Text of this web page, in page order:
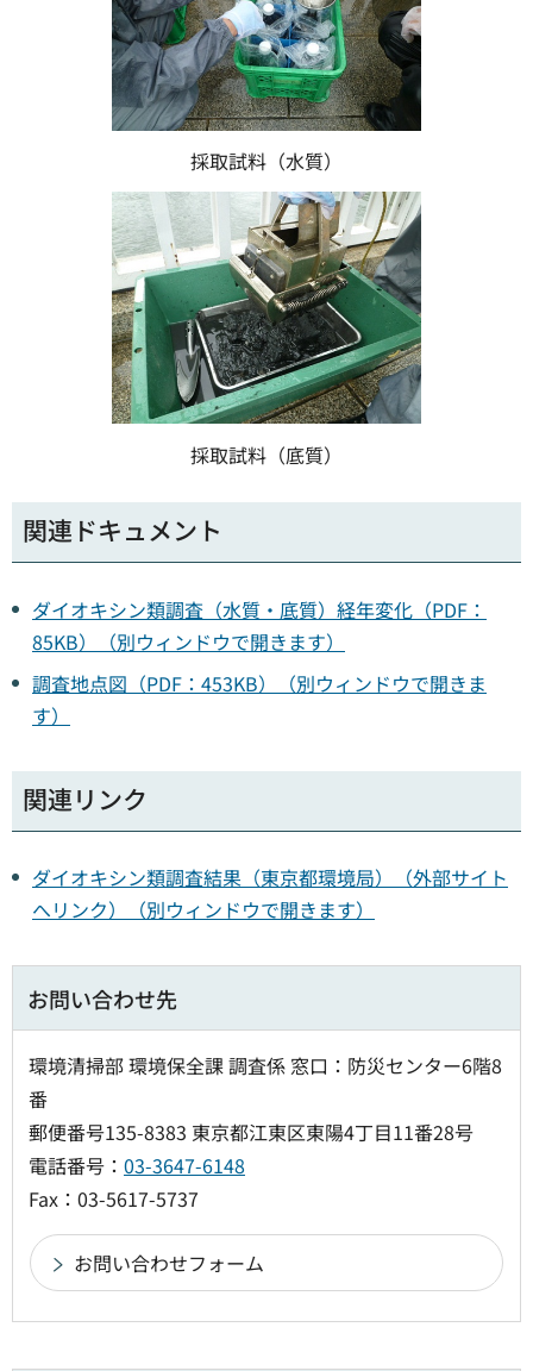
採取試料（水質）
採取試料（底質）
関連ドキュメント
ダイオキシン類調査（水質・底質）経年変化（PDF：
85KB）（別ウィンドウで開きます）
調査地点図（PDF：453KB）（別ウィンドウで開きま
す）
関連リンク
ダイオキシン類調査結果（東京都環境局）（外部サイト
へリンク）（別ウィンドウで開きます）
お問い合わせ先
環境清掃部 環境保全課 調査係 窓口：防災センター6階8
番
郵便番号135-8383 東京都江東区東陽4丁目11番28号
電話番号： 03-3647-6148
Fax：03-5617-5737